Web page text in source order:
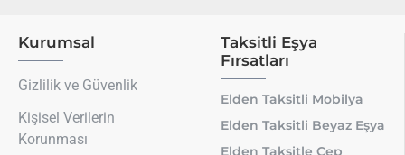
Kurumsal
Gizlilik ve Güvenlik
Kişisel Verilerin
Korunması
Taksitli Eşya
Fırsatları
Elden Taksitli Mobilya
Elden Taksitli Beyaz Eşya
Elden Taksitle Cep